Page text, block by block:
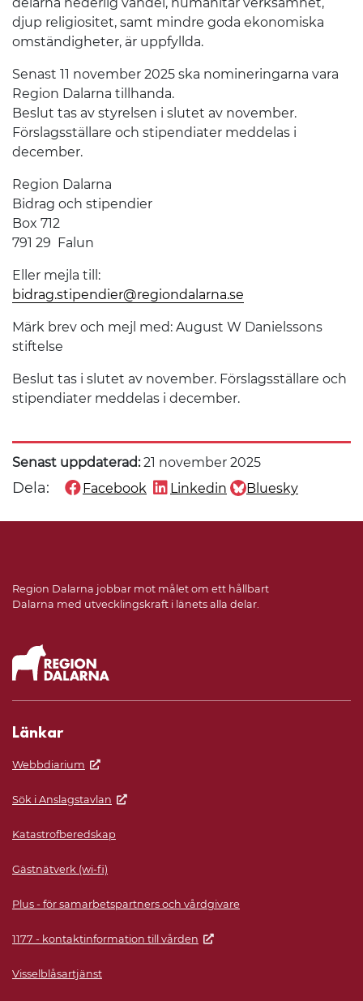
djup religiositet, samt mindre goda ekonomiska
omständigheter, är uppfyllda.
Senast 11 november 2025 ska nomineringarna vara
Region Dalarna tillhanda.
Beslut tas av styrelsen i slutet av november.
Förslagsställare och stipendiater meddelas i
december.
Region Dalarna
Bidrag och stipendier
Box 712
791 29 Falun
Eller mejla till:
bidrag.stipendier@regiondalarna.se
Märk brev och mejl med: August W Danielssons
stiftelse
Beslut tas i slutet av november. Förslagsställare och
stipendiater meddelas i december.
Senast uppdaterad:21 november 2025
Dela: Dela denna sida på
Facebook
Dela denna sida på
Linkedin
Dela denna sida på
Bluesky
Region Dalarna jobbar mot målet om ett hållbart
Dalarna med utvecklingskraft i länets alla delar.
Länkar
Webbdiarium
Sök i Anslagstavlan
Katastrofberedskap
Gästnätverk (wi-fi)
Plus - för samarbetspartners och vårdgivare
1177 - kontaktinformation till vården
Visselblåsartjänst